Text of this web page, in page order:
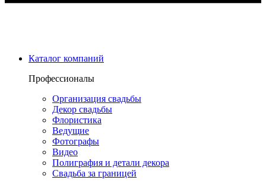
Каталог компаний
Профессионалы
Организация свадьбы
Декор свадьбы
Флористика
Ведущие
Фотографы
Видео
Полиграфия и детали декора
Свадьба за границей